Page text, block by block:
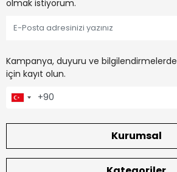
olmak istiyorum.
Kampanya, duyuru ve
için kayıt olun.
Kurumsal